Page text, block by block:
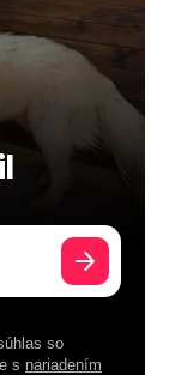
so
s nariadením